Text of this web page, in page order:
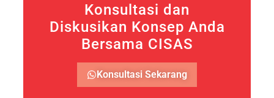
Konsultasi dan
Diskusikan Konsep Anda
Bersama CISAS
Konsultasi Sekarang